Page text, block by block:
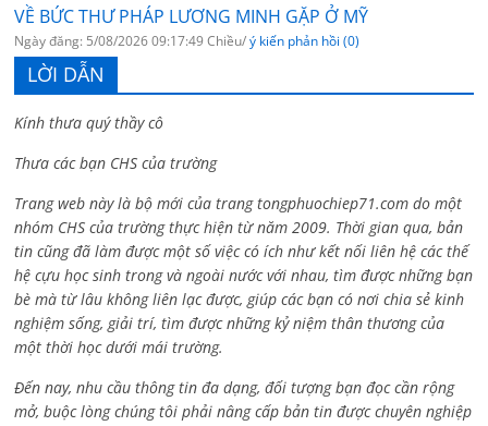
VỀ BỨC THƯ PHÁP LƯƠNG MINH GẶP Ở MỸ
Ngày đăng: 5/08/2026 09:17:49 Chiều/ý kiến phản hồi (0)
LỜI DẪN
Kính thưa quý thầy cô
Thưa các bạn CHS của trường
Trang web này là bộ mới của trang tongphuochiep71.com do một
nhóm CHS của trường thực hiện từ năm 2009. Thời gian qua, bản
tin cũng đã làm được một số việc có ích như kết nối liên hệ các thế
hệ cựu học sinh trong và ngoài nước với nhau, tìm được những bạn
bè mà từ lâu không liên lạc được, giúp các bạn có nơi chia sẻ kinh
nghiệm sống, giải trí, tìm được những kỷ niệm thân thương của
một thời học dưới mái trường.
Đến nay, nhu cầu thông tin đa dạng, đối tượng bạn đọc cần rộng
mở, buộc lòng chúng tôi phải nâng cấp bản tin được chuyên nghiệp